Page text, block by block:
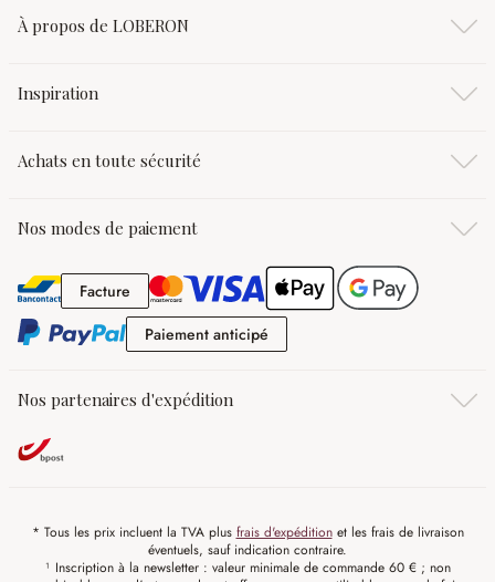
À propos de LOBERON
Inspiration
Achats en toute sécurité
Nos modes de paiement
FactureFacture
Paiement anticipé
Nos partenaires d'expédition
* Tous les prix incluent la TVA plus frais d'expéditionet les frais de livraison
éventuels, sauf indication contraire.
¹ Inscription à la newsletter : valeur minimale de commande 60 € ; non